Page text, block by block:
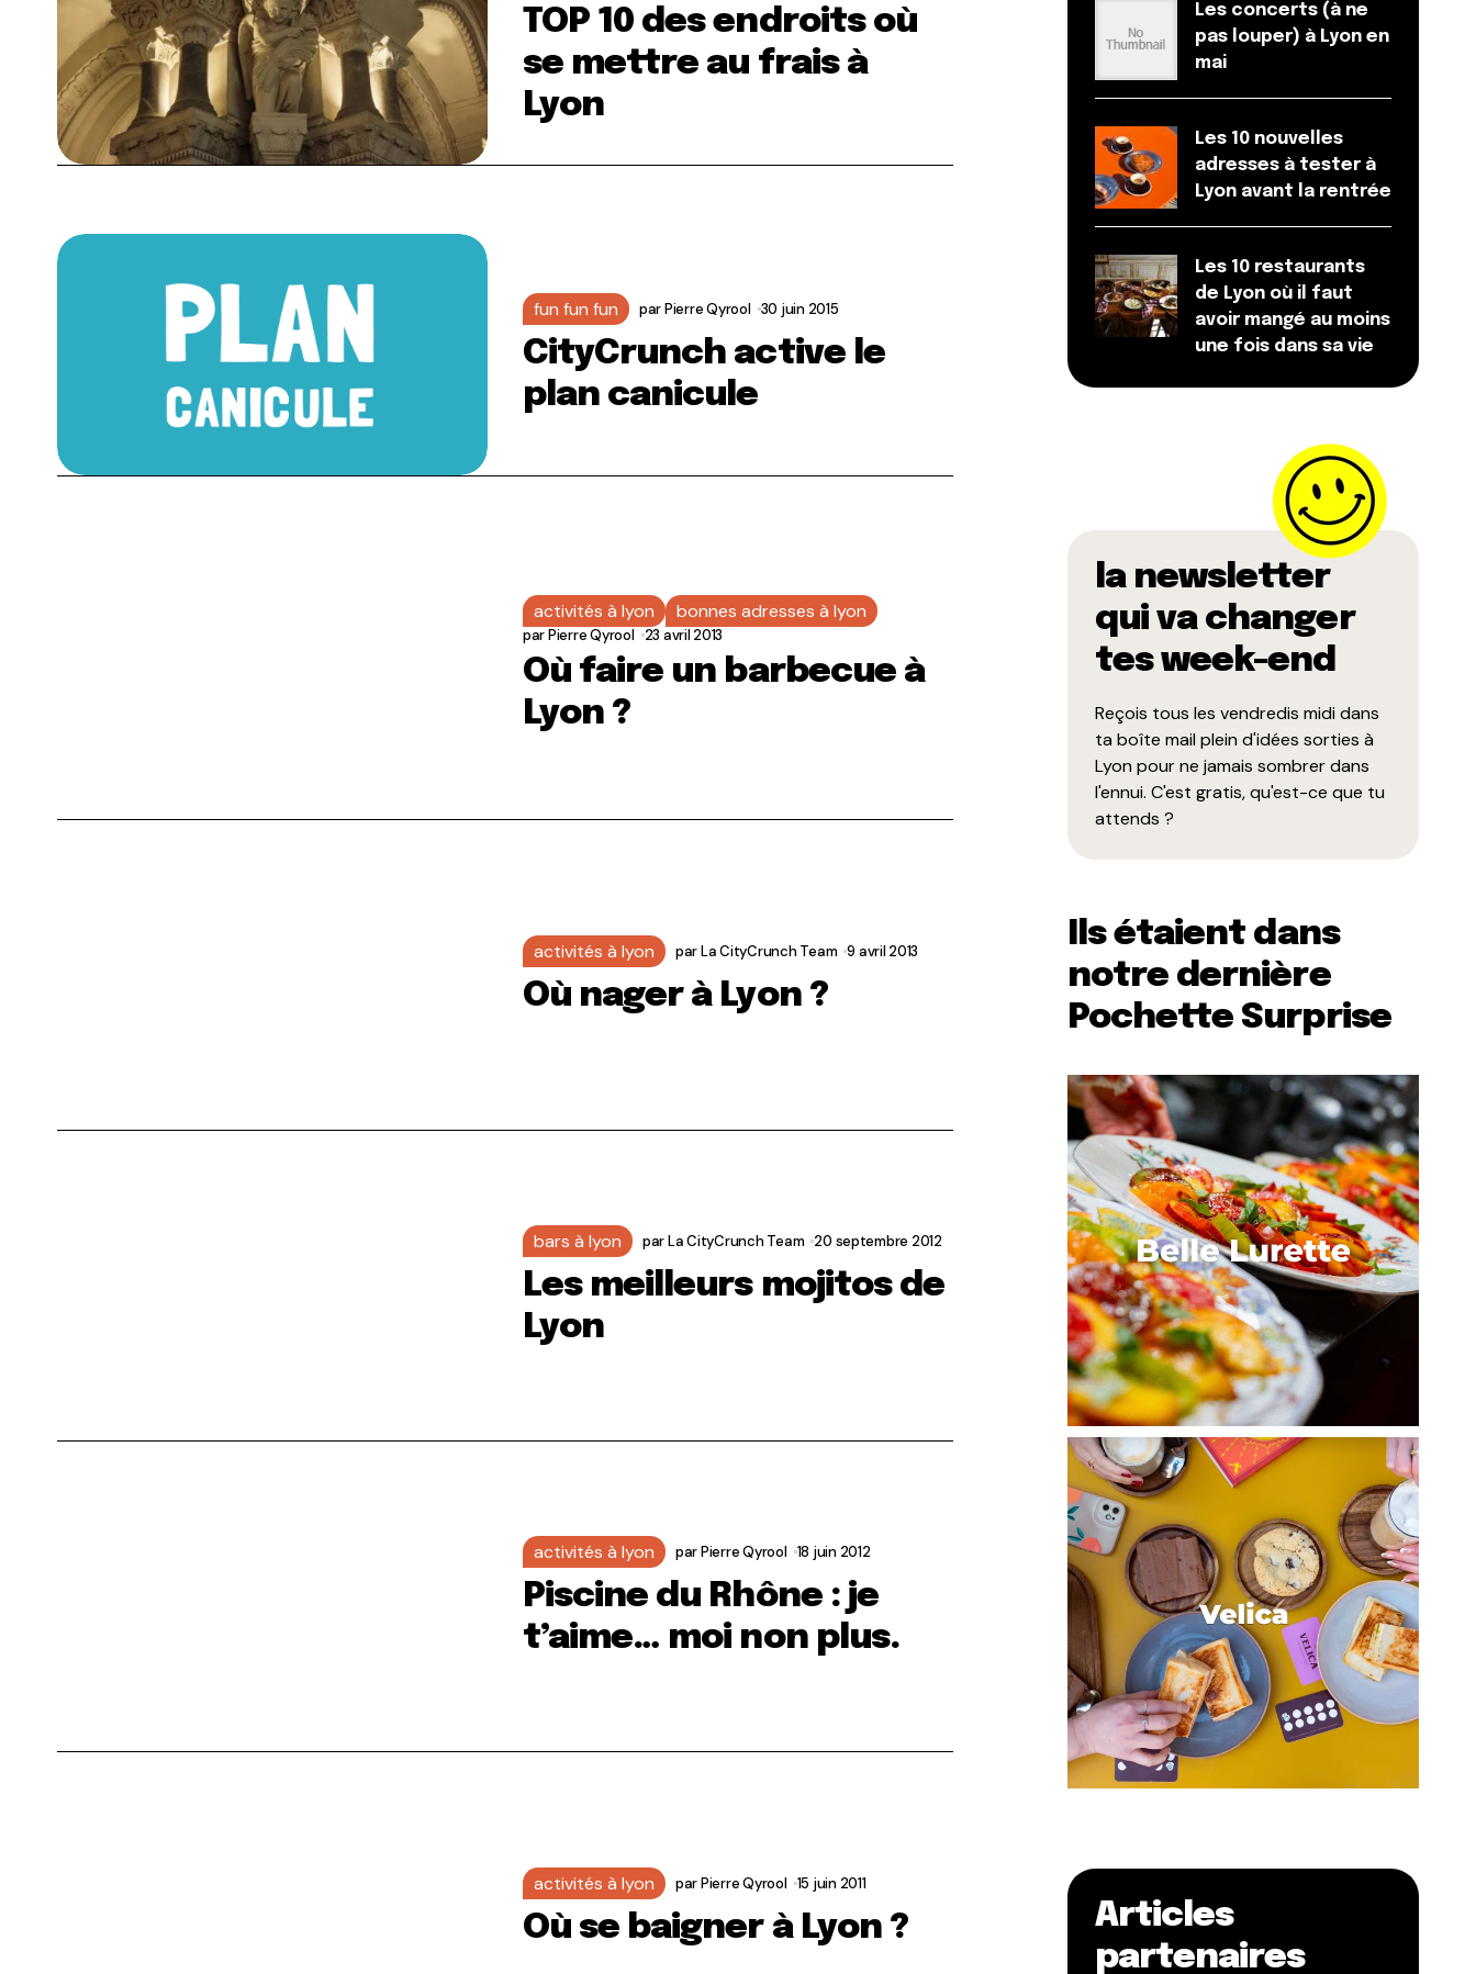
TOP 10 des endroits où
se mettre au frais à
Lyon
fun fun fun parPierre Qyrool 30 juin 2015
CityCrunch active le
plan canicule
activités à lyon bonnes adresses à lyon
parPierre Qyrool 23 avril 2013
Où faire un barbecue à
Lyon ?
activités à lyon parLa CityCrunch Team 9 avril 2013
Où nager à Lyon ?
bars à lyon parLa CityCrunch Team 20 septembre 2012
Les meilleurs mojitos de
Lyon
activités à lyon parPierre Qyrool 18 juin 2012
Piscine du Rhône : je
t’aime… moi non plus.
activités à lyon parPierre Qyrool 15 juin 2011
Où se baigner à Lyon ?
Les concerts (à ne
pas louper) à Lyon en
mai
Les 10 nouvelles
adresses à tester à
Lyon avant la rentrée
Les 10 restaurants
de Lyon où il faut
avoir mangé au moins
une fois dans sa vie
la newsletter
qui va changer
tes week-end
Reçois tous les vendredis midi dans
ta boîte mail plein d'idées sorties à
Lyon pour ne jamais sombrer dans
l'ennui. C'est gratis, qu'est-ce que tu
attends ?
Ils étaient dans
notre dernière
Pochette Surprise
Articles
partenaires